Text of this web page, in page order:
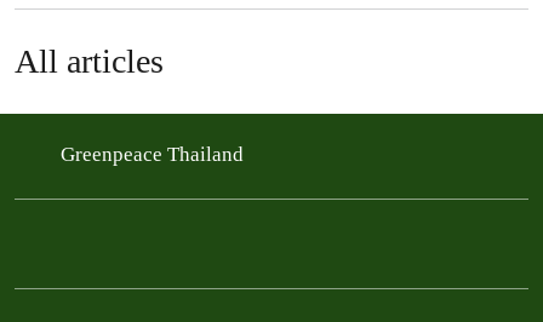
All articles
Greenpeace Thailand